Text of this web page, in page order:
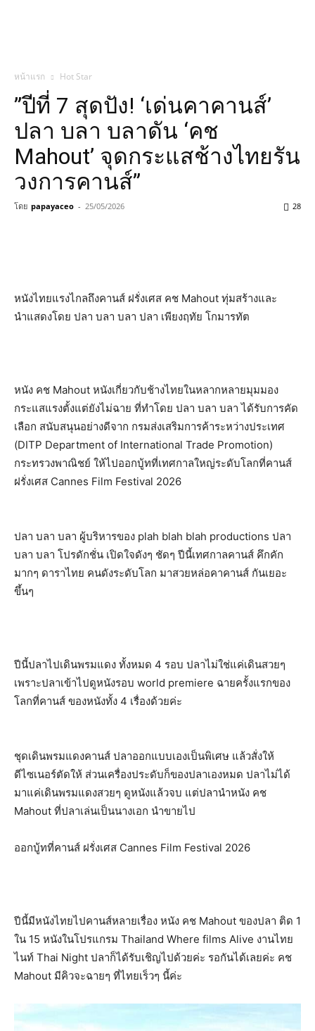
หน้าแรก Hot Star
​”ปีที่ 7 สุดปัง! ‘เด่นคาคานส์’
ปลา บลา บลาดัน ‘คช
Mahout’ จุดกระแสช้างไทยรัน
วงการคานส์”
โดย papayaceo - 25/05/2026 28
หนังไทยแรงไกลถึงคานส์ ฝรั่งเศส คช Mahout ทุ่มสร้างและ
นำแสดงโดย ปลา บลา บลา ปลา เพียงฤทัย โกมารทัต
หนัง คช Mahout หนังเกี่ยวกับช้างไทยในหลากหลายมุมมอง
กระแสแรงตั้งแต่ยังไม่ฉาย ที่ทำโดย ปลา บลา บลา ได้รับการคัด
เลือก สนับสนุนอย่างดีจาก กรมส่งเสริมการค้าระหว่างประเทศ
(DITP Department of International Trade Promotion)
กระทรวงพาณิชย์ ให้ไปออกบู้ทที่เทศกาลใหญ่ระดับโลกที่คานส์
ฝรั่งเศส Cannes Film Festival 2026
ปลา บลา บลา ผู้บริหารของ plah blah blah productions ปลา
บลา บลา โปรดักชั่น เปิดใจดังๆ ชัดๆ ปีนี้เทศกาลคานส์ คึกคัก
มากๆ ดาราไทย คนดังระดับโลก มาสวยหล่อคาคานส์ กันเยอะ
ขึ้นๆ
ปีนี้ปลาไปเดินพรมแดง ทั้งหมด 4 รอบ ปลาไม่ใช่แค่เดินสวยๆ
เพราะปลาเข้าไปดูหนังรอบ world premiere ฉายครั้งแรกของ
โลกที่คานส์ ของหนังทั้ง 4 เรื่องด้วยค่ะ
ชุดเดินพรมแดงคานส์ ปลาออกแบบเองเป็นพิเศษ แล้วสั่งให้
ดีไซเนอร์ตัดให้ ส่วนเครื่องประดับก็ของปลาเองหมด ปลาไม่ได้
มาแค่เดินพรมแดงสวยๆ ดูหนังแล้วจบ แต่ปลานำหนัง คช
Mahout ที่ปลาเล่นเป็นนางเอก นำขายไป
ออกบู้ทที่คานส์ ฝรั่งเศส Cannes Film Festival 2026
ปีนี้มีหนังไทยไปคานส์หลายเรื่อง หนัง คช Mahout ของปลา ติด 1
ใน 15 หนังในโปรแกรม Thailand Where films Alive งานไทย
ไนท์ Thai Night ปลาก็ได้รับเชิญไปด้วยค่ะ รอกันได้เลยค่ะ คช
Mahout มีคิวจะฉายๆ ที่ไทยเร็วๆ นี้ค่ะ